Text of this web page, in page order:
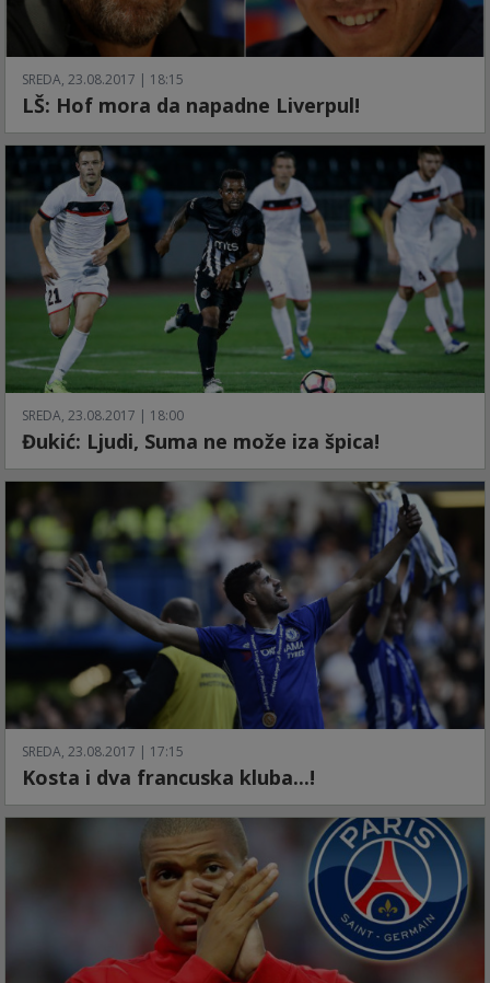
SREDA, 23.08.2017 | 18:15
LŠ: Hof mora da napadne Liverpul!
SREDA, 23.08.2017 | 18:00
Đukić: Ljudi, Suma ne može iza špica!
SREDA, 23.08.2017 | 17:15
Kosta i dva francuska kluba...!